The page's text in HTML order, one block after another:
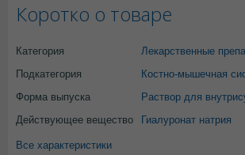
Коротко о товаре
Категория
Лекарственные
Подкатегория
Костно-мышечная
Форма выпуска
Раствор для
Действующее вещество
Гиалуронат натрия
Все характеристики